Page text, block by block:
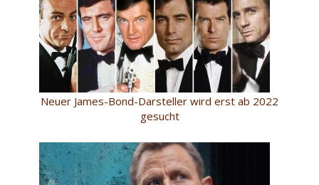
Neuer James-Bond-Darsteller wird erst ab 2022
gesucht